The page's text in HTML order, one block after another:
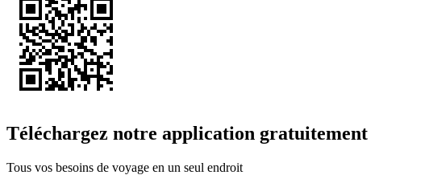
Téléchargez notre application gratuitement
Tous vos besoins de voyage en un seul endroit